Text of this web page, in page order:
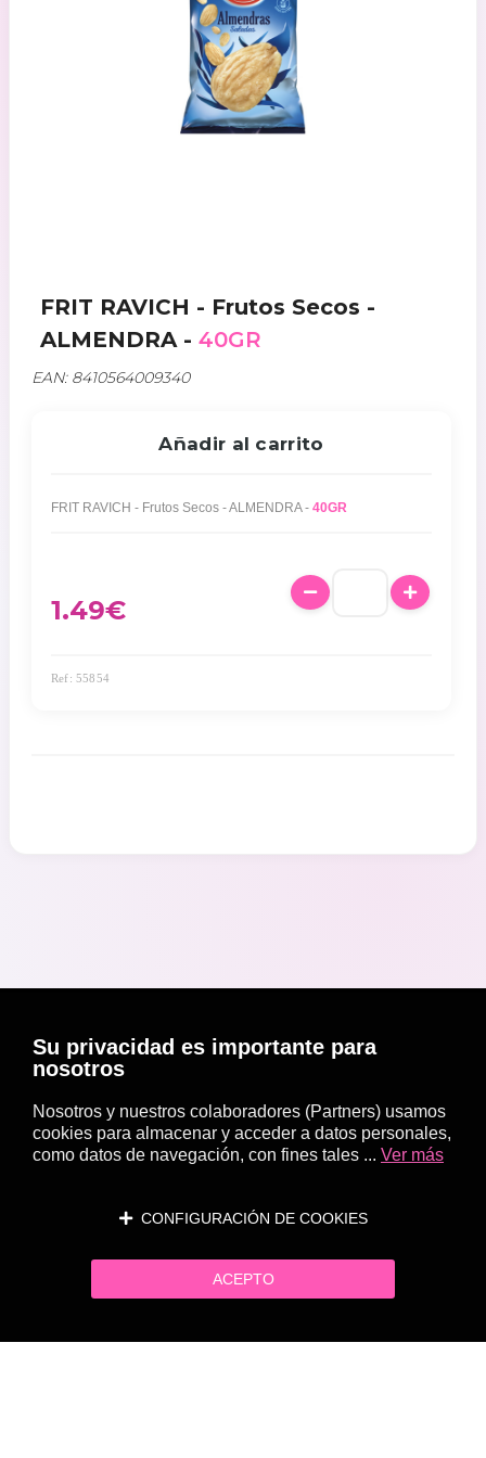
FRIT RAVICH - Frutos Secos -
ALMENDRA - 40GR
EAN: 8410564009340
Añadir al carrito
FRIT RAVICH - Frutos Secos - ALMENDRA - 40GR
1.49€
Ref: 55854
Su privacidad es importante para
nosotros
Nosotros y nuestros colaboradores (Partners) usamos
cookies para almacenar y acceder a datos personales,
como datos de navegación, con fines tales ... Ver más
CONFIGURACIÓN DE COOKIES
ACEPTO